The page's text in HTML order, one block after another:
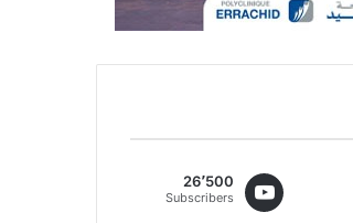
26٬500
Subscribers